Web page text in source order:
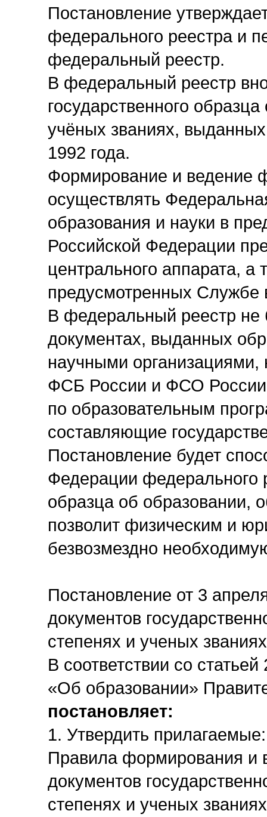
Постановление
федерального реестра и
федеральный реестр.
В федеральный реестр
государственного
учёных званиях,
1992 года.
Формирование и ведение
осуществлять
образования и науки в
Российской Федерации
центрального аппарата,
предусмотренных
В федеральный реестр не
документах, выданных
научными
ФСБ России и ФСО
по образовательным
составляющие
Постановление будет
Федерации федерального
образца об образовании,
позволит физическим и
безвозмездно
Постановление от 3
документов
степенях и ученых званиях
В соответствии со
«Об образовании»
постановляет:
1. Утвердить прилагаемые:
Правила формирования и
документов
степенях и ученых